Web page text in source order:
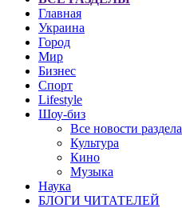
Главная
Украина
Город
Мир
Бизнес
Спорт
Lifestyle
Шоу-биз
Все новости раздела
Культура
Кино
Музыка
Наука
БЛОГИ ЧИТАТЕЛЕЙ